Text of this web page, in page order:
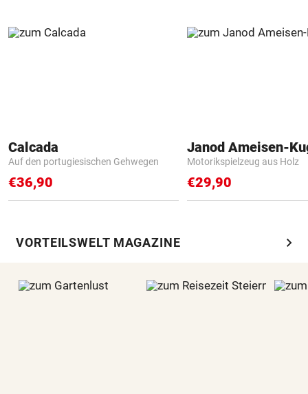
Calcada
Auf den portugiesischen Gehwegen
€36,90
Janod Ameisen-
Motorikspielzeug aus Holz
€29,90
VORTEILSWELT MAGAZINE chevron_right